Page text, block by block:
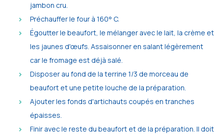
jambon cru.
Préchauffer le four à 160° C.
Égoutter le beaufort, le mélanger avec le lait, la crème et
les jaunes d'œufs. Assaisonner en salant légèrement
car le fromage est déjà salé.
Disposer au fond de la terrine 1/3 de morceau de
beaufort et une petite louche de la préparation.
Ajouter les fonds d'artichauts coupés en tranches
épaisses.
Finir avec le reste du beaufort et de la préparation. Il doit